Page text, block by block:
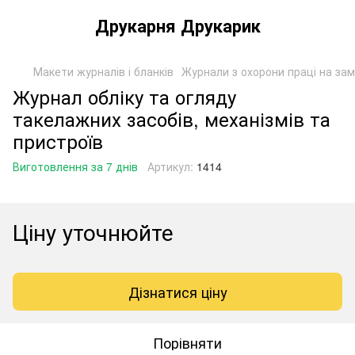
Друкарня Друкарик
Макети журналів і бланків Журнали з охорони праці на
Журнал обліку та огляду
такелажних засобів, механізмів та
пристроїв
Виготовлення за 7 днів Артикул: 1414
Ціну уточнюйте
Дізнатися ціну
Порівняти